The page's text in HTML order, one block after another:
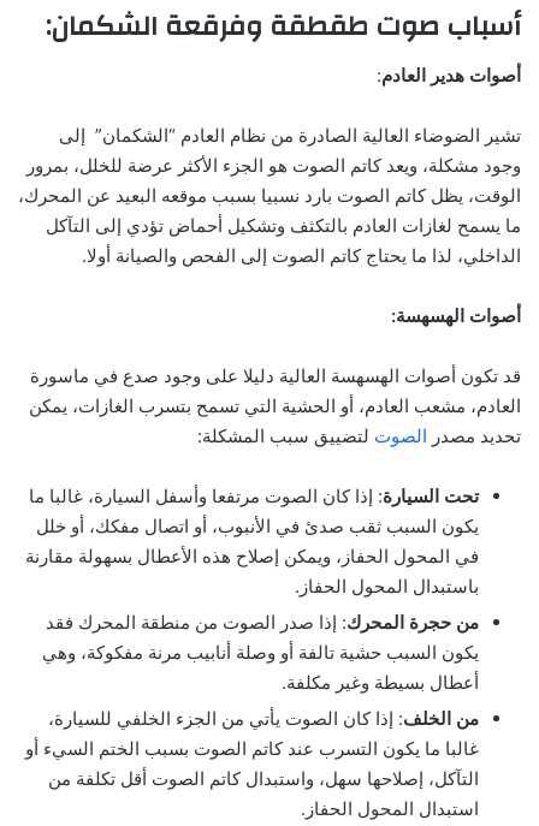
أسباب صوت طقطقة وفرقعة الشكمان:
أصوات هدير العادم:
تشير الضوضاء العالية الصادرة من نظام العادم “الشكمان” إلى
وجود مشكلة، ويعد كاتم الصوت هو الجزء الأكثر عرضة للخلل، بمرور
الوقت، يظل كاتم الصوت بارد نسبيا بسبب موقعه البعيد عن المحرك،
ما يسمح لغازات العادم بالتكثف وتشكيل أحماض تؤدي إلى التآكل
الداخلي، لذا ما يحتاج كاتم الصوت إلى الفحص والصيانة أولا.
أصوات الهسهسة:
قد تكون أصوات الهسهسة العالية دليلا على وجود صدع في ماسورة
العادم، مشعب العادم، أو الحشية التي تسمح بتسرب الغازات، يمكن
تحديد مصدر الصوت لتضييق سبب المشكلة:
تحت السيارة: إذا كان الصوت مرتفعا وأسفل السيارة، غالبا ما
يكون السبب ثقب صدئ في الأنبوب، أو اتصال مفكك، أو خلل
في المحول الحفاز، ويمكن إصلاح هذه الأعطال بسهولة مقارنة
باستبدال المحول الحفاز.
من حجرة المحرك: إذا صدر الصوت من منطقة المحرك فقد
يكون السبب حشية تالفة أو وصلة أنابيب مرنة مفكوكة، وهي
أعطال بسيطة وغير مكلفة.
من الخلف: إذا كان الصوت يأتي من الجزء الخلفي للسيارة،
غالبا ما يكون التسرب عند كاتم الصوت بسبب الختم السيء أو
التآكل، إصلاحها سهل، واستبدال كاتم الصوت أقل تكلفة من
استبدال المحول الحفاز.